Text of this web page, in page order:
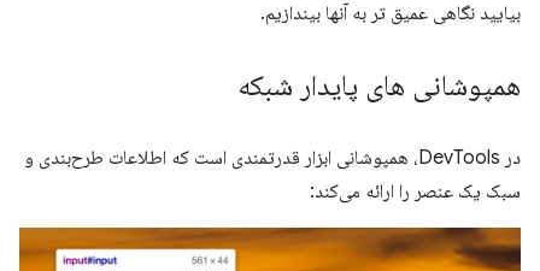
بیایید نگاهی عمیق تر به آنها بیندازیم.
همپوشانی های پایدار شبکه
در DevTools، همپوشانی ابزار قدرتمندی است که اطلاعات طرح‌بندی و
سبک یک عنصر را ارائه می‌کند: